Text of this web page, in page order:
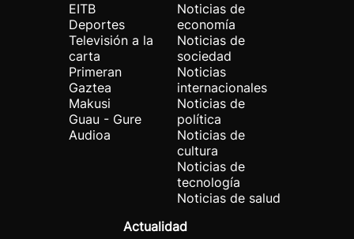
EITB
Deportes
Televisión a la
carta
Primeran
Gaztea
Makusi
Guau - Gure
Audioa
Noticias de
economía
Noticias de
sociedad
Noticias
internacionales
Noticias de
política
Noticias de
cultura
Noticias de
tecnología
Noticias de salud
Actualidad